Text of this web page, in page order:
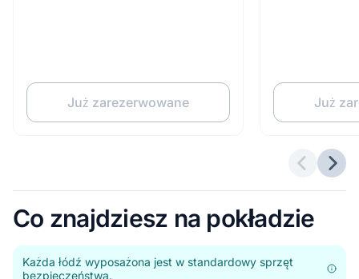
Już zarezerwowane Już
Co znajdziesz na pokładzie
Każda łódź wyposażona jest w standardowy sprzęt
bezpieczeństwa.